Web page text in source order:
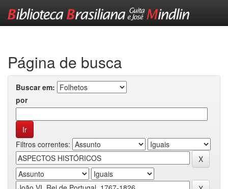
Página de busca
Buscar em:
por
Filtros correntes: